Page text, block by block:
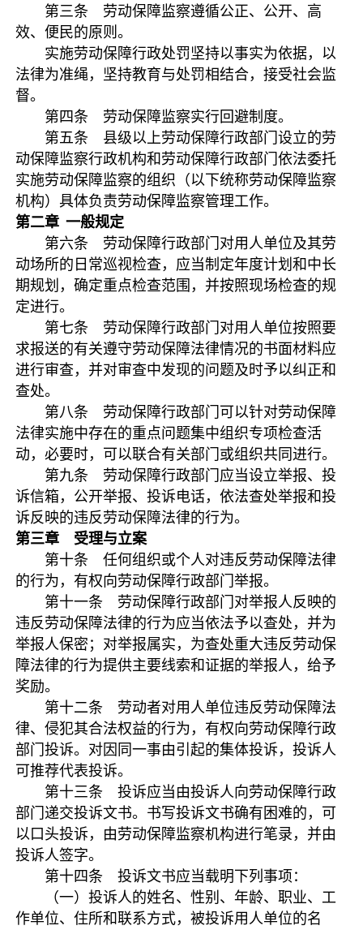
第三条 劳动保障监察遵循公正、公开、高
效、便民的原则。
实施劳动保障行政处罚坚持以事实为依据，以
法律为准绳，坚持教育与处罚相结合，接受社会监
督。
第四条 劳动保障监察实行回避制度。
第五条 县级以上劳动保障行政部门设立的劳
动保障监察行政机构和劳动保障行政部门依法委托
实施劳动保障监察的组织（以下统称劳动保障监察
机构）具体负责劳动保障监察管理工作。
第二章 一般规定
第六条 劳动保障行政部门对用人单位及其劳
动场所的日常巡视检查，应当制定年度计划和中长
期规划，确定重点检查范围，并按照现场检查的规
定进行。
第七条 劳动保障行政部门对用人单位按照要
求报送的有关遵守劳动保障法律情况的书面材料应
进行审查，并对审查中发现的问题及时予以纠正和
查处。
第八条 劳动保障行政部门可以针对劳动保障
法律实施中存在的重点问题集中组织专项检查活
动，必要时，可以联合有关部门或组织共同进行。
第九条 劳动保障行政部门应当设立举报、投
诉信箱，公开举报、投诉电话，依法查处举报和投
诉反映的违反劳动保障法律的行为。
第三章 受理与立案
第十条 任何组织或个人对违反劳动保障法律
的行为，有权向劳动保障行政部门举报。
第十一条 劳动保障行政部门对举报人反映的
违反劳动保障法律的行为应当依法予以查处，并为
举报人保密；对举报属实，为查处重大违反劳动保
障法律的行为提供主要线索和证据的举报人，给予
奖励。
第十二条 劳动者对用人单位违反劳动保障法
律、侵犯其合法权益的行为，有权向劳动保障行政
部门投诉。对因同一事由引起的集体投诉，投诉人
可推荐代表投诉。
第十三条 投诉应当由投诉人向劳动保障行政
部门递交投诉文书。书写投诉文书确有困难的，可
以口头投诉，由劳动保障监察机构进行笔录，并由
投诉人签字。
第十四条 投诉文书应当载明下列事项：
（一）投诉人的姓名、性别、年龄、职业、工
作单位、住所和联系方式，被投诉用人单位的名